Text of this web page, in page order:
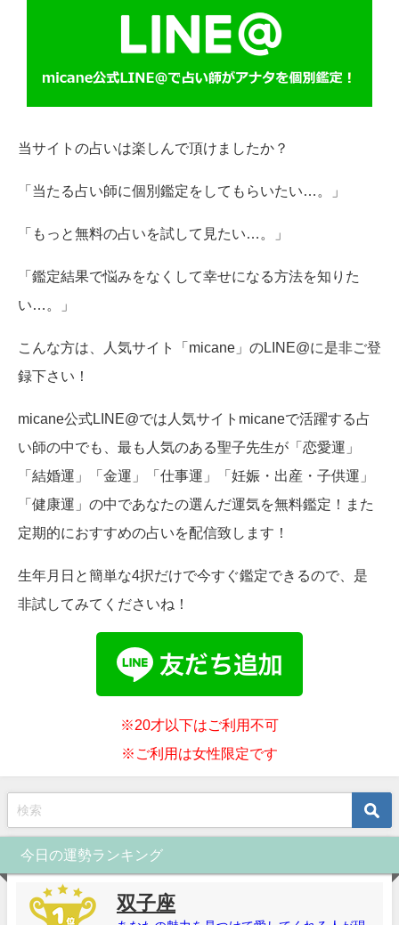
当サイトの占いは楽しんで頂けましたか？
「当たる占い師に個別鑑定をしてもらいたい…。」
「もっと無料の占いを試して見たい…。」
「鑑定結果で悩みをなくして幸せになる方法を知りた
い…。」
こんな方は、人気サイト「micane」のLINE@に是非ご登
録下さい！
micane公式LINE@では人気サイトmicaneで活躍する占
い師の中でも、最も人気のある聖子先生が「恋愛運」
「結婚運」「金運」「仕事運」「妊娠・出産・子供運」
「健康運」の中であなたの選んだ運気を無料鑑定！また
定期的におすすめの占いを配信致します！
生年月日と簡単な4択だけで今すぐ鑑定できるので、是
非試してみてくださいね！
※20才以下はご利用不可
※ご利用は女性限定です
今日の運勢ランキング
双子座